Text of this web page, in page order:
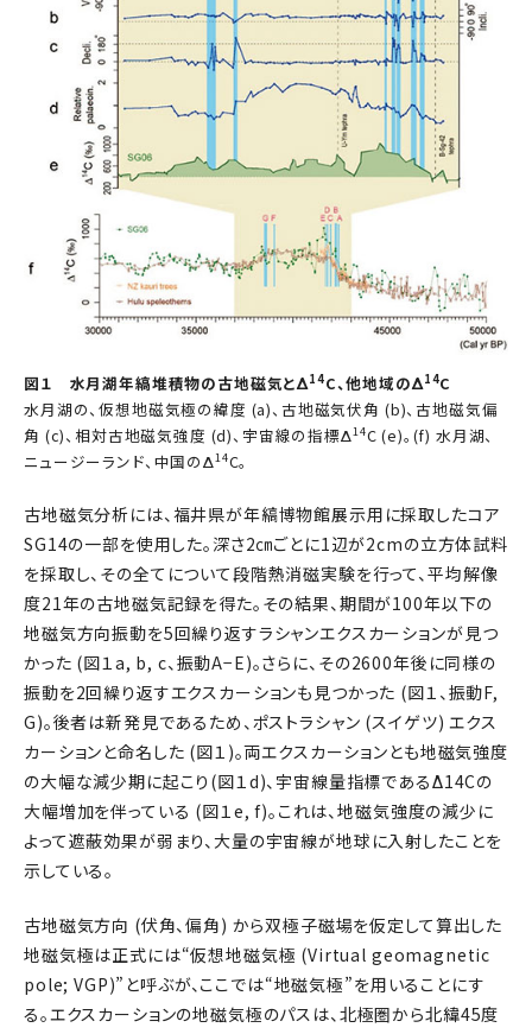
図１ 水月湖年縞堆積物の古地磁気とΔ14C、他地域のΔ14C
水月湖の、仮想地磁気極の緯度 (a)、古地磁気伏角 (b)、古地磁気偏
角 (c)、相対古地磁気強度 (d)、宇宙線の指標Δ14C (e)。(f) 水月湖、
ニュージーランド、中国のΔ14C。
古地磁気分析には、福井県が年縞博物館展示用に採取したコア
SG14の一部を使用した。深さ2㎝ごとに1辺が2cmの立方体試料
を採取し、その全てについて段階熱消磁実験を行って、平均解像
度21年の古地磁気記録を得た。その結果、期間が100年以下の
地磁気方向振動を5回繰り返すラシャンエクスカーションが見つ
かった (図１a, b, c、振動A−E)。さらに、その2600年後に同様の
振動を2回繰り返すエクスカーションも見つかった (図１、振動F,
G)。後者は新発見であるため、ポストラシャン (スイゲツ) エクス
カーションと命名した (図１)。両エクスカーションとも地磁気強度
の大幅な減少期に起こり(図１d)、宇宙線量指標であるΔ14Cの
大幅増加を伴っている (図１e, f)。これは、地磁気強度の減少に
よって遮蔽効果が弱まり、大量の宇宙線が地球に入射したことを
示している。
古地磁気方向 (伏角、偏角) から双極子磁場を仮定して算出した
地磁気極は正式には“仮想地磁気極 (Virtual geomagnetic
pole; VGP)”と呼ぶが、ここでは“地磁気極”を用いることにす
る。エクスカーションの地磁気極のパスは、北極圏から北緯45度